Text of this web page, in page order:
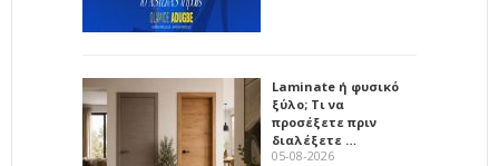
Laminate ή φυσικό
ξύλο; Τι να
προσέξετε πριν
διαλέξετε …
05-08-2026